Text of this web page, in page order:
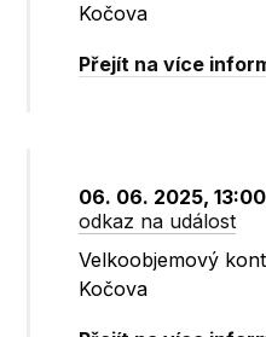
Kočova
Přejít na více
06. 06. 2025,
odkaz na událost
Velkoobjemový
Kočova